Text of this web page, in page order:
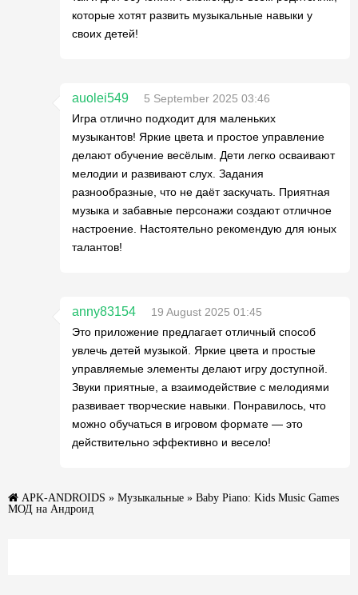
которые хотят развить музыкальные навыки у
своих детей!
auolei549
5 September 2025 03:46
Игра отлично подходит для маленьких
музыкантов! Яркие цвета и простое управление
делают обучение весёлым. Дети легко осваивают
мелодии и развивают слух. Задания
разнообразные, что не даёт заскучать. Приятная
музыка и забавные персонажи создают отличное
настроение. Настоятельно рекомендую для юных
талантов!
anny83154
19 August 2025 01:45
Это приложение предлагает отличный способ
увлечь детей музыкой. Яркие цвета и простые
управляемые элементы делают игру доступной.
Звуки приятные, а взаимодействие с мелодиями
развивает творческие навыки. Понравилось, что
можно обучаться в игровом формате — это
действительно эффективно и весело!
APK-ANDROIDS » Музыкальные » Baby Piano: Kids Music Games
МОД на Андроид